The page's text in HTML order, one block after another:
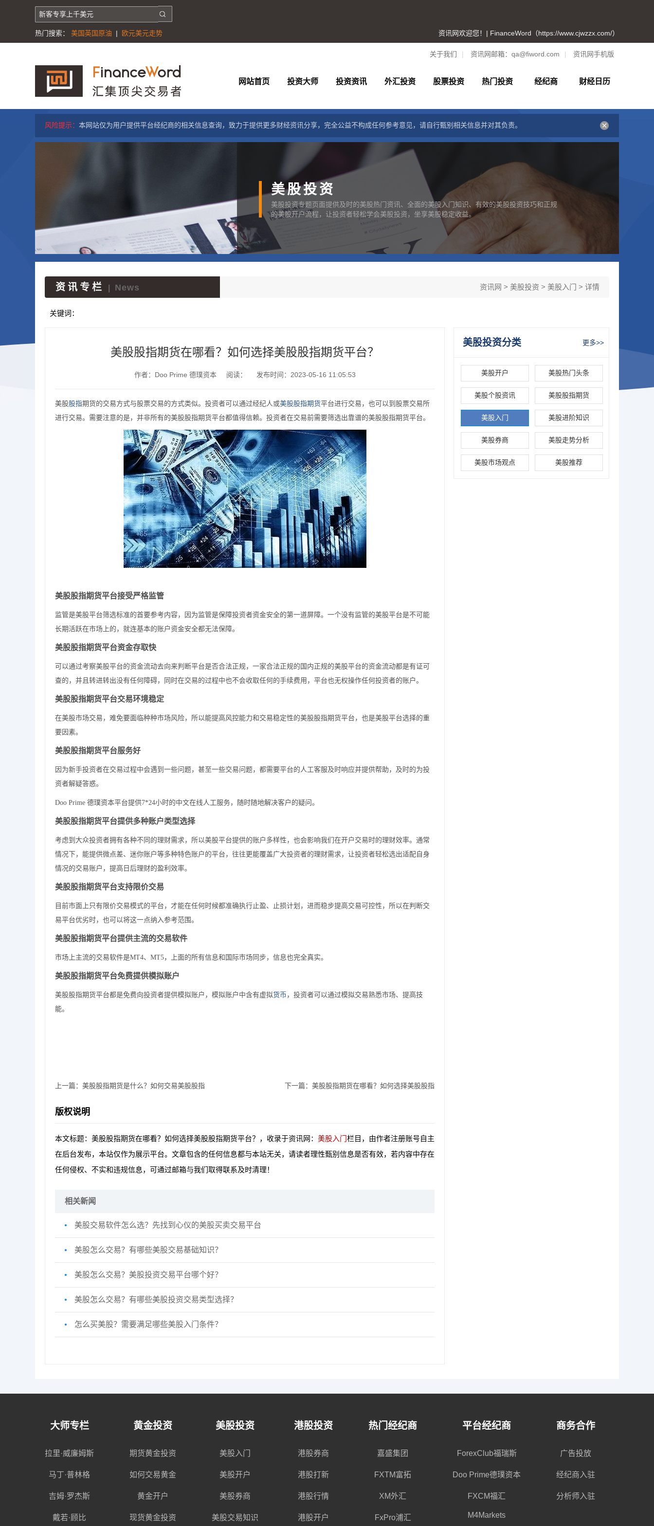
热门搜索： 美国英国原油 | 欧元美元走势 资讯网欢迎您！| FinanceWord（https://www.cjwzzx.com/）
关于我们 | 资讯网邮箱： qa@fiword.com | 资讯网手机版
网站首页 投资大师 投资资讯 外汇投资 股票投资 热门投资 经纪商 财经日历
风险提示： 本网站仅为用户提供平台经纪商的相关信息查询，致力于提供更多财经资讯分享，完全公益不构成任何参考意见，请自行甄别相关信息并对其负责。
美股投资
美股投资专题页面提供及时的美股热门资讯、全面的美股入门知识、有效的美股投资技巧和正规
的美股开户流程，让投资者轻松学会美股投资，坐享美股稳定收益。
资讯专栏 News 资讯网 > 美股投资 > 美股入门 > 详情
关键词：
美股股指期货在哪看？如何选择美股股指期货平台？
作者：Doo Prime 德璞资本 阅读： 发布时间：2023-05-16 11:05:53
美股股指期货的交易方式与股票交易的方式类似。投资者可以通过经纪人或美股股指期货平台进行交易，也可以到股票交易所
进行交易。需要注意的是， 并非所有的美股股指期货平台都值得信赖。投资者在交易前需要筛选出靠谱的美股股指期货平台。
美股股指期货平台接受严格监管
监管是美股平台筛选标准的首要参考内容，因为监管是保障投资者资金安全的第一道屏障。一个没有监管的美股平台是不可能
长期活跃在市场上的，就连基本的账户资金安全都无法保障。
美股股指期货平台资金存取快
可以通过考察美股平台的资金流动去向来判断平台是否合法正规，一家合法正规的国内正规的美股平台的资金流动都是有证可
查的，并且转进转出没有任何障碍，同时在交易的过程中也不会收取任何的手续费用，平台也无权操作任何投资者的账户。
美股股指期货平台交易环境稳定
在美股市场交易，难免要面临种种市场风险，所以能提高风控能力和交易稳定性的美股股指期货平台 ，也是美股平台选择的重
要因素。
美股股指期货平台服务好
因为新手投资者在交易过程中会遇到一些问题，甚至一些交易问题，都需要平台的人工客服及时响应并提供帮助，及时的为投
资者解疑答惑。
Doo Prime 德璞资本平台提供7*24小时的中文在线人工服务，随时随地解决客户的疑问。
美股股指期货平台提供多种账户类型选择
考虑到大众投资者拥有各种不同的理财需求，所以美股平台提供的账户多样性，也会影响我们在开户交易时的理财效率。通常
情况下，能提供微点差、迷你账户等多种特色账户的平台，往往更能覆盖广大投资者的理财需求，让投资者轻松选出适配自身
情况的交易账户，提高日后理财的盈利效率。
美股股指期货平台支持限价交易
目前市面上只有限价交易模式的平台，才能在任何时候都准确执行止盈、止损计划，进而稳步提高交易可控性，所以在判断交
易平台优劣时，也可以将这一点纳入参考范围。
美股股指期货平台提供主流的交易软件
市场上主流的交易软件是MT4、MT5，上面的所有信息和国际市场同步，信息也完全真实。
美股股指期货平台免费提供模拟账户
美股股指期货平台都是免费向投资者提供模拟账户，模拟账户中含有虚拟货币 ，投资者可以通过模拟交易熟悉市场、提高技
能。
上一篇： 美股股指期货是什么？如何交易美股股指 下一篇： 美股股指期货在哪看？如何选择美股股指
版权说明
本文标题：美股股指期货在哪看？如何选择美股股指期货平台？，收录于资讯网： 美股入门栏目，由作者注册账号自主
在后台发布，本站仅作为展示平台。文章包含的任何信息都与本站无关，请读者理性甄别信息是否有效，若内容中存在
任何侵权、不实和违规信息，可通过邮箱与我们取得联系及时清理！
相关新闻
美股交易软件怎么选？先找到心仪的美股买卖交易平台
美股怎么交易？有哪些美股交易基础知识？
美股怎么交易？美股投资交易平台哪个好？
美股怎么交易？有哪些美股投资交易类型选择？
怎么买美股？需要满足哪些美股入门条件？
美股投资分类 更多>>
美股开户 美股热门头条
美股个股资讯 美股股指期货
美股入门 美股进阶知识
美股券商 美股走势分析
美股市场观点 美股推荐
大师专栏
拉里·威廉姆斯
马丁·普林格
吉姆·罗杰斯
戴若·顾比
黄金投资
期货黄金投资
如何交易黄金
黄金开户
现货黄金投资
美股投资
美股入门
美股开户
美股券商
美股交易知识
港股投资
港股券商
港股打新
港股行情
港股开户
热门经纪商
嘉盛集团
FXTM富拓
XM外汇
FxPro浦汇
平台经纪商
ForexClub福瑞斯
Doo Prime德璞资本
FXCM福汇
M4Markets
商务合作
广告投放
经纪商入驻
分析师入驻